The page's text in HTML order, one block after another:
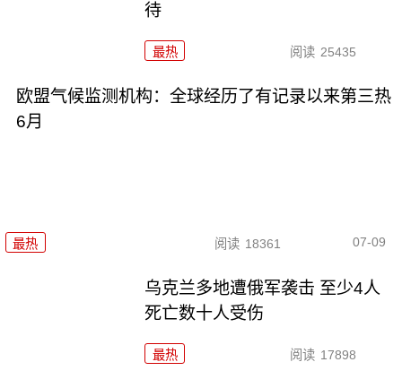
待
最热 阅读 25435
欧盟气候监测机构：全球经历了有记录以来第三热
6月
最热 阅读 18361 07-09
乌克兰多地遭俄军袭击 至少4人
死亡数十人受伤
最热 阅读 17898